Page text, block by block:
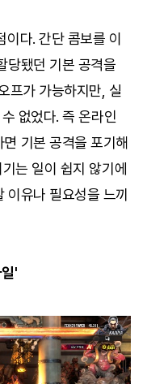
이다. 간단 콤보를 이
당됐던 기본 공격을
프가 가능하지만, 실
없었다. 즉 온라인
기본 공격을 포기해
는 일이 쉽지 않기에
이유나 필요성을 느끼
'